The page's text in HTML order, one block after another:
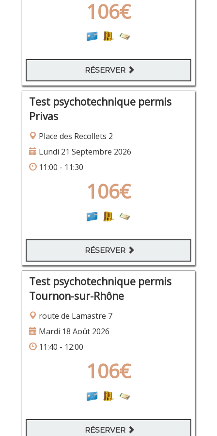
106€
RÉSERVER
Test psychotechnique permis
Privas
Place des Recollets 2
Lundi 21 Septembre 2026
11:00 - 11:30
106€
RÉSERVER
Test psychotechnique permis
Tournon-sur-Rhône
route de Lamastre 7
Mardi 18 Août 2026
11:40 - 12:00
106€
RÉSERVER